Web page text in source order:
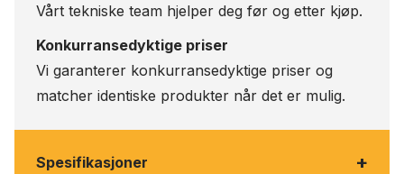
Vårt tekniske team hjelper deg før og etter kjøp.
Konkurransedyktige priser
Vi garanterer konkurransedyktige priser og
matcher identiske produkter når det er mulig.
Spesifikasjoner +